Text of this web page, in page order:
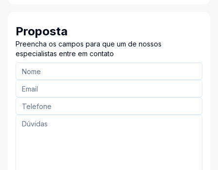
Proposta
Preencha os campos para que um de nossos
especialistas entre em contato